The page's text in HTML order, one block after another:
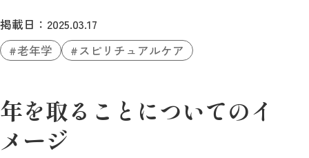
掲載日：2025.03.17
老年学
スピリチュアルケア
年を取ることについてのイ
メージ